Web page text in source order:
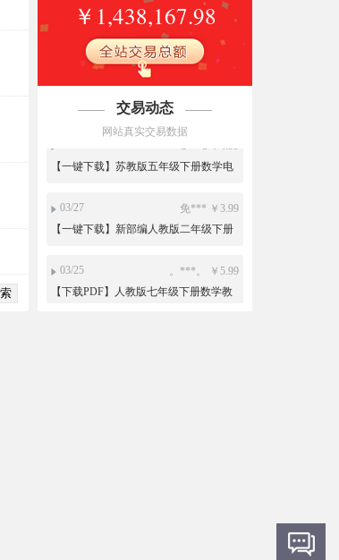
￥1,438,167.98
交易动态
网站真实交易数据d***a ￥4.99
【一键下载】苏教版五年级下册数学电
子课本电子教材
【一键下载】新部编人教版二年级下册
道德与法治电子课本电子教材
【下载PDF】人教版七年级下册数学教
师用书电子版